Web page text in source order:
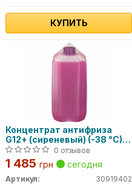
КУПИТЬ
Концентрат антифриза
G12+ (сиреневый) (-38 °C)
5L SWAG
0 отзывов
1 485 грн сегодня
Артикул:
30919402